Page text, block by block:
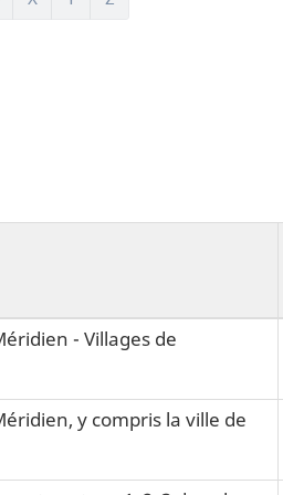
- Villages de
y compris la ville de